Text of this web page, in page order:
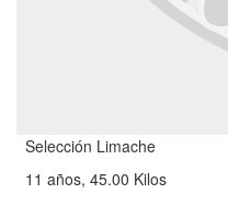
Selección Limache
11 años, 45.00 Kilos